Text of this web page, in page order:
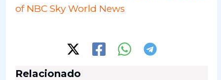
of NBC Sky World News
Relacionado